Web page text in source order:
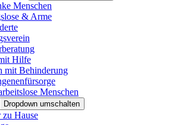
Menschen
& Arme
Hilfe
mit Behinderung
Menschen
Dropdown umschalten
Hause